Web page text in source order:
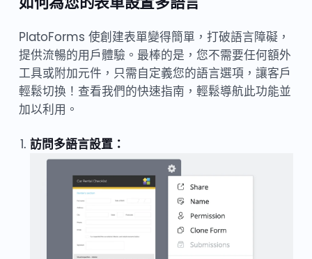
PlatoForms 使創建表單變得簡單，打破語言障礙，
提供流暢的用戶體驗。最棒的是，您不需要任何額外
工具或附加元件，只需自定義您的語言選項，讓客戶
輕鬆切換！查看我們的快速指南，輕鬆導航此功能並
加以利用。
訪問多語言設置：